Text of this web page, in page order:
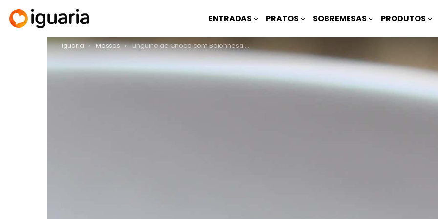
ENTRADAS PRATOS SOBREMESAS PRODUTOS
You are here:
Iguaria Massas Linguine de Choco com Bolonhesa de Soja